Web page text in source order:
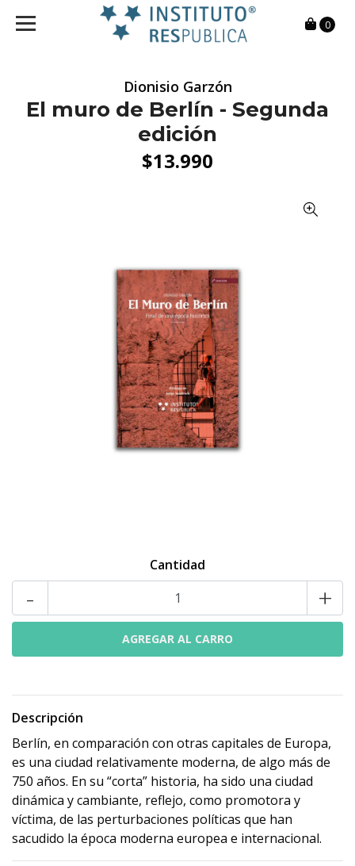
0
Dionisio Garzón
El muro de Berlín - Segunda
edición
$13.990
Cantidad
- +
Descripción
Berlín, en comparación con otras capitales de Europa,
es una ciudad relativamente moderna, de algo más de
750 años. En su “corta” historia, ha sido una ciudad
dinámica y cambiante, reflejo, como promotora y
víctima, de las perturbaciones políticas que han
sacudido la época moderna europea e internacional.